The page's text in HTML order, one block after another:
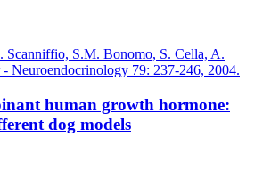
Scanniffio, S.M. Bonomo, S. Cella, A.
Neuroendocrinology 79: 237-246, 2004.
human growth hormone:
dog models